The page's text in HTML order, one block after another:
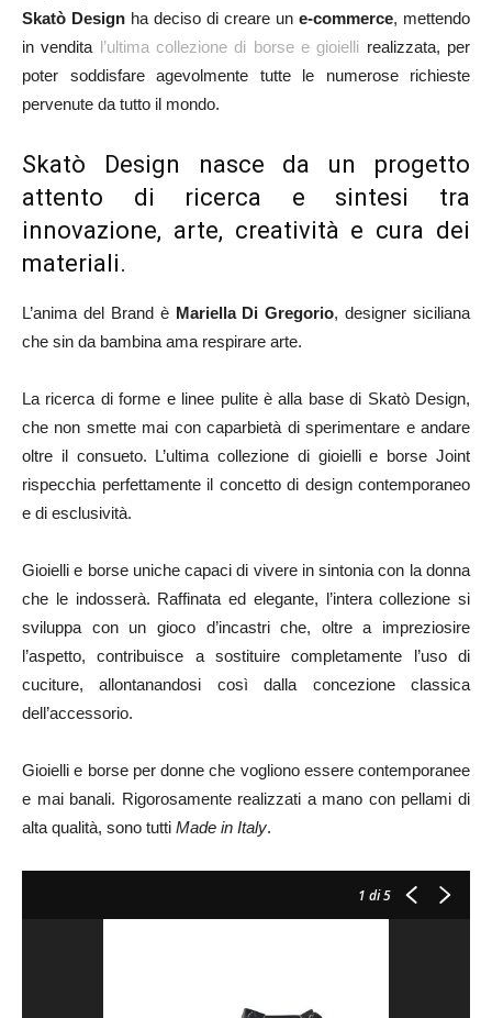
Skatò Design ha deciso di creare un e-commerce, mettendo
in vendita l’ultima collezione di borse e gioielli realizzata, per
poter soddisfare agevolmente tutte le numerose richieste
pervenute da tutto il mondo.
Skatò Design nasce da un progetto
attento di ricerca e sintesi tra
innovazione, arte, creatività e cura dei
materiali.
L’anima del Brand è Mariella Di Gregorio, designer siciliana
che sin da bambina ama respirare arte.
La ricerca di forme e linee pulite è alla base di Skatò Design,
che non smette mai con caparbietà di sperimentare e andare
oltre il consueto. L’ultima collezione di gioielli e borse Joint
rispecchia perfettamente il concetto di design contemporaneo
e di esclusività.
Gioielli e borse uniche capaci di vivere in sintonia con la donna
che le indosserà. Raffinata ed elegante, l’intera collezione si
sviluppa con un gioco d’incastri che, oltre a impreziosire
l’aspetto, contribuisce a sostituire completamente l’uso di
cuciture, allontanandosi così dalla concezione classica
dell’accessorio.
Gioielli e borse per donne che vogliono essere contemporanee
e mai banali. Rigorosamente realizzati a mano con pellami di
alta qualità, sono tutti Made in Italy.
1 di 5